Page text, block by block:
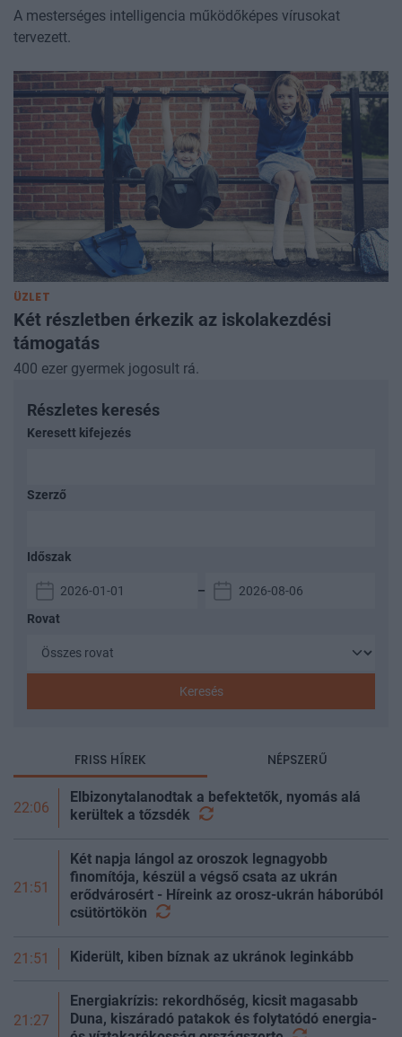
A mesterséges intelligencia működőképes vírusokat
tervezett.
ÜZLET
Két részletben érkezik az iskolakezdési
támogatás
400 ezer gyermek jogosult rá.
Részletes keresés
Keresett kifejezés
Szerző
Időszak
–
Rovat
Keresés
FRISS HÍREK NÉPSZERŰ
22:06
Elbizonytalanodtak a befektetők, nyomás alá
kerültek a tőzsdék
21:51
Két napja lángol az oroszok legnagyobb
finomítója, készül a végső csata az ukrán
erődvárosért - Híreink az orosz-ukrán háborúból
csütörtökön
21:51 Kiderült, kiben bíznak az ukránok leginkább
21:27
Energiakrízis: rekordhőség, kicsit magasabb
Duna, kiszáradó patakok és folytatódó energia-